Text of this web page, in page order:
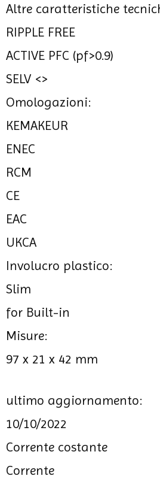
Altre caratteristiche
RIPPLE FREE
ACTIVE PFC (pf>0.9)
SELV <>
Omologazioni:
KEMAKEUR
ENEC
RCM
CE
EAC
UKCA
Involucro plastico:
Slim
for Built-in
Misure:
97 x 21 x 42 mm
ultimo aggiornamento:
10/10/2022
Corrente costante
Corrente